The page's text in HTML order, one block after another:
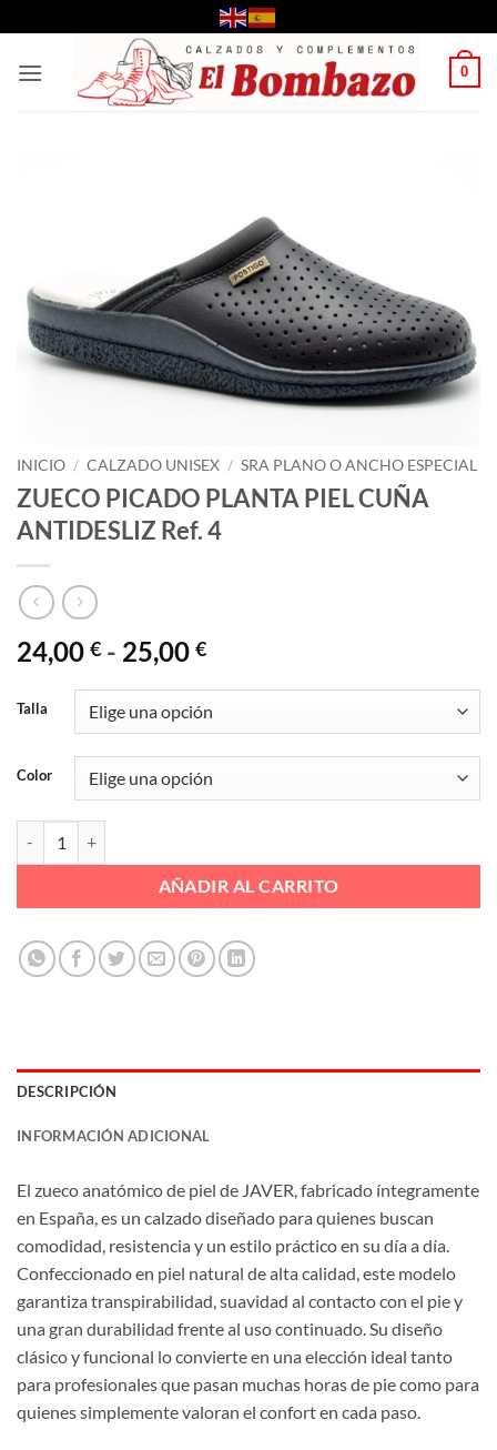
al
contenido
0
INICIO / CALZADO UNISEX / SRA PLANO O ANCHO ESPECIAL
ZUECO PICADO PLANTA PIEL CUÑA
ANTIDESLIZ Ref. 4
24,00 € - 25,00 €Rango
precios:
desde
24,00 €
hasta
25,00 €
Talla
Color
AÑADIR AL CARRITO
DESCRIPCIÓN
INFORMACIÓN ADICIONAL
El zueco anatómico de piel de JAVER, fabricado íntegramente
en España, es un calzado diseñado para quienes buscan
comodidad, resistencia y un estilo práctico en su día a día.
Confeccionado en piel natural de alta calidad, este modelo
garantiza transpirabilidad, suavidad al contacto con el pie y
una gran durabilidad frente al uso continuado. Su diseño
clásico y funcional lo convierte en una elección ideal tanto
para profesionales que pasan muchas horas de pie como para
quienes simplemente valoran el confort en cada paso.